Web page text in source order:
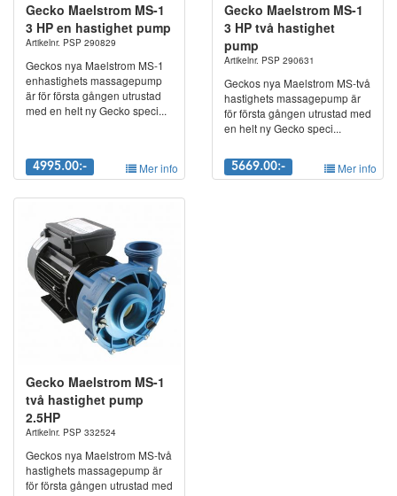
Gecko Maelstrom MS-1
3 HP en hastighet pump
Artikelnr. PSP 290829
Geckos nya Maelstrom MS-1
enhastighets massagepump
är för första gången utrustad
med en helt ny Gecko speci...
4995.00:- Mer info
Gecko Maelstrom MS-1
3 HP två hastighet
pump
Artikelnr. PSP 290631
Geckos nya Maelstrom MS-två
hastighets massagepump är
för första gången utrustad med
en helt ny Gecko speci...
5669.00:- Mer info
Gecko Maelstrom MS-1
två hastighet pump
2.5HP
Artikelnr. PSP 332524
Geckos nya Maelstrom MS-två
hastighets massagepump är
för första gången utrustad med